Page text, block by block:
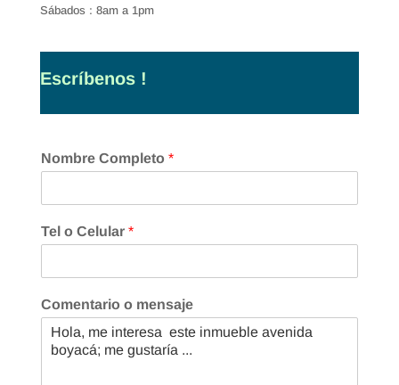
Sábados : 8am a 1pm
Escríbenos !
Nombre Completo *
Tel o Celular *
Comentario o mensaje